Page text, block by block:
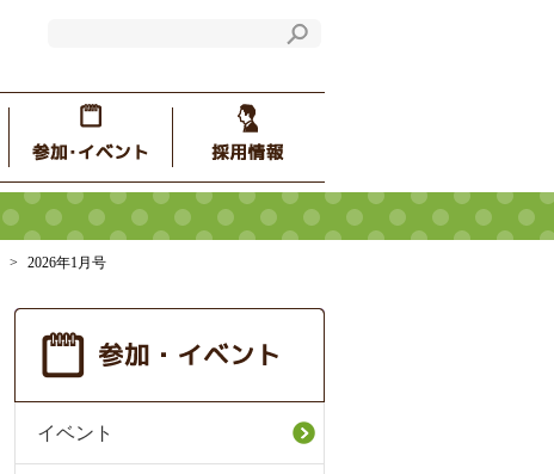
2026年1月号
イベント